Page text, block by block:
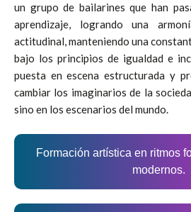
un grupo de bailarines que han
aprendizaje, logrando una
actitudinal, manteniendo una
bajo los principios de igualdad e
puesta en escena estructurada y
cambiar los imaginarios de la
sino en los escenarios del mundo.
Formación artística en ritmos
modernos.